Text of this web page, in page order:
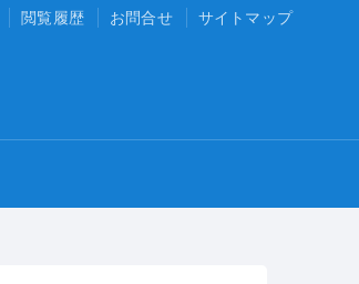
閲覧履歴 お問合せ サイトマップ